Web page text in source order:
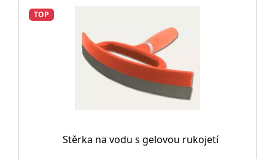
TOP
Stěrka na vodu s gelovou rukojetí